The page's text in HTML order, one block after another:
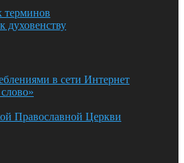
терминов
в сети Интернет
Православной Церкви